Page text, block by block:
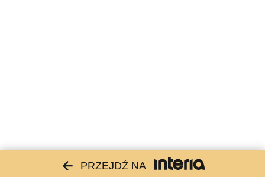
PRZEJDŹ NA